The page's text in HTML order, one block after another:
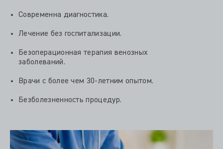
Современна диагностика.
Лечение без госпитализации.
Безоперационная терапия венозных
заболеваний.
Врачи с более чем 30-летним опытом.
Безболезненность процедур.